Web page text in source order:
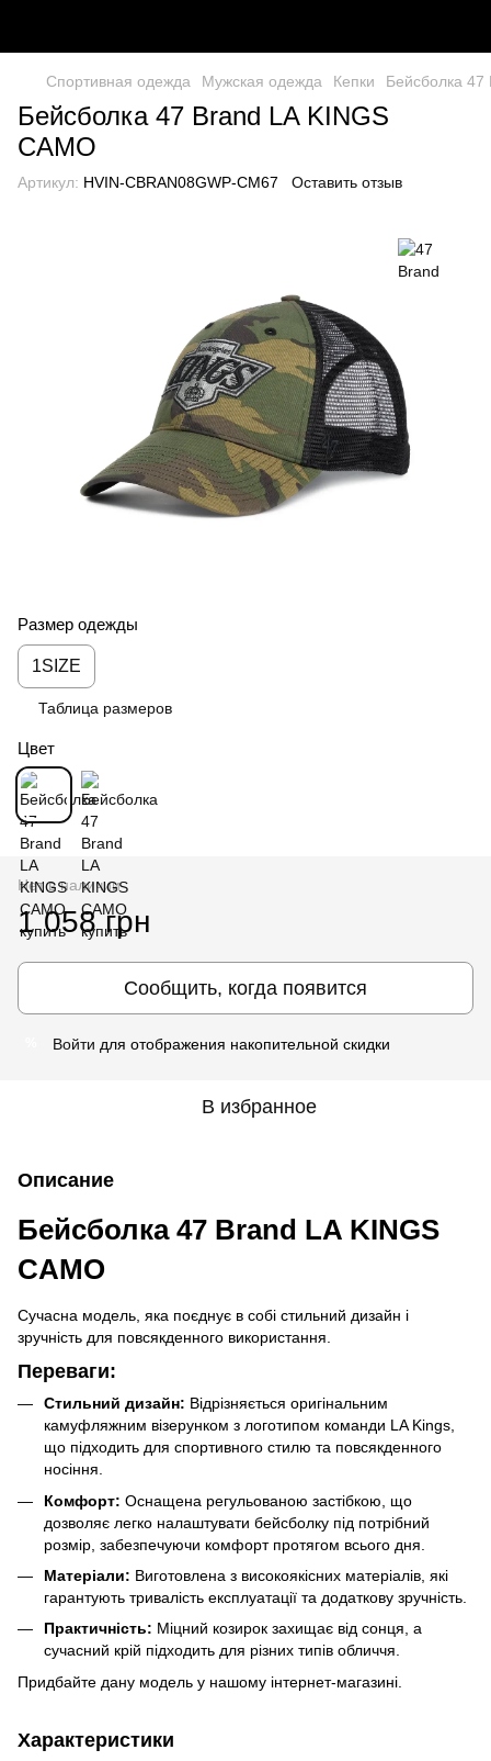
Спортивная одежда Мужская одежда Кепки Бейсболка 47
Бейсболка 47 Brand LA KINGS
CAMO
Артикул: HVIN-CBRAN08GWP-CM67 Оставить отзыв
Размер одежды
1SIZE
Таблица размеров
Цвет
Нет в наличии
1 058 грн
Сообщить, когда появится
Войти для отображения накопительной скидки
В избранное
Описание
Бейсболка 47 Brand LA KINGS
CAMO
Сучасна модель, яка поєднує в собі стильний дизайн і
зручність для повсякденного використання.
Переваги:
Стильний дизайн: Відрізняється оригінальним
камуфляжним візерунком з логотипом команди LA Kings,
що підходить для спортивного стилю та повсякденного
носіння.
Комфорт: Оснащена регульованою застібкою, що
дозволяє легко налаштувати бейсболку під потрібний
розмір, забезпечуючи комфорт протягом всього дня.
Матеріали: Виготовлена з високоякісних матеріалів, які
гарантують тривалість експлуатації та додаткову зручність.
Практичність: Міцний козирок захищає від сонця, а
сучасний крій підходить для різних типів обличчя.
Придбайте дану модель у нашому інтернет-магазині.
Характеристики